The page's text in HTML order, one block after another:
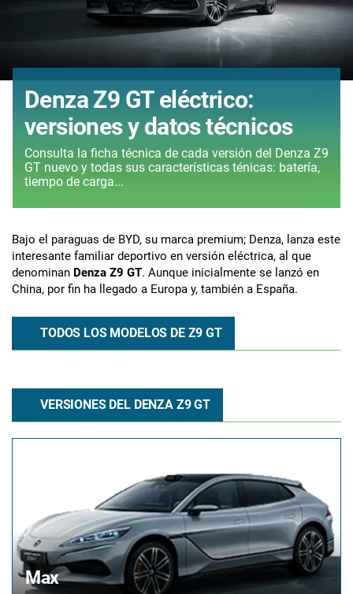
Denza Z9 GT eléctrico:
versiones y datos técnicos
Consulta la ficha técnica de cada versión del Denza Z9
GT nuevo y todas sus características ténicas: batería,
tiempo de carga...
Bajo el paraguas de BYD, su marca premium; Denza, lanza este
interesante familiar deportivo en versión eléctrica, al que
denominan Denza Z9 GT. Aunque inicialmente se lanzó en
China, por fin ha llegado a Europa y, también a España.
TODOS LOS MODELOS DE Z9 GT
VERSIONES DEL DENZA Z9 GT
Max